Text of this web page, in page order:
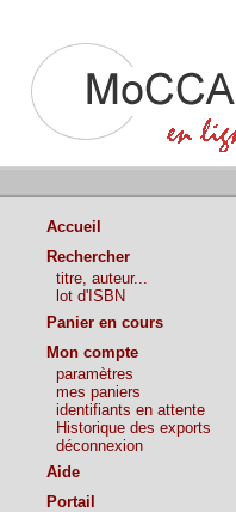
Accueil
Rechercher
titre, auteur...
lot d'ISBN
Panier en cours
Mon compte
paramètres
mes paniers
identifiants en attente
Historique des exports
déconnexion
Aide
Portail